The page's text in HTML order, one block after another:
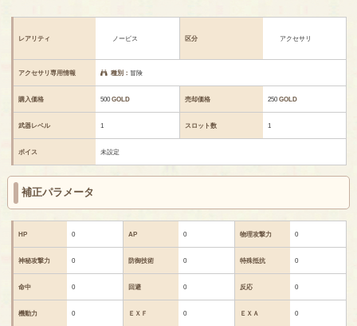
レアリティ ノービス 区分 アクセサリ
アクセサリ専用情報 種別： 冒険
購入価格 500GOLD 売却価格 250GOLD
武器レベル 1 スロット数 1
ボイス 未設定
補正パラメータ
HP 0 AP 0 物理攻撃力 0
神秘攻撃力 0 防御技術 0 特殊抵抗 0
命中 0 回避 0 反応 0
機動力 0 ＥＸＦ 0 ＥＸＡ 0